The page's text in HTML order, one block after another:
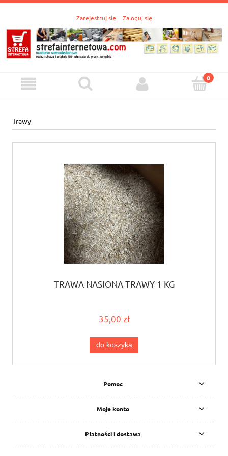
Zarejestruj się Zaloguj się
Trawy
TRAWA NASIONA TRAWY 1 KG
35,00 zł
do koszyka
Pomoc
Moje konto
Płatności i dostawa